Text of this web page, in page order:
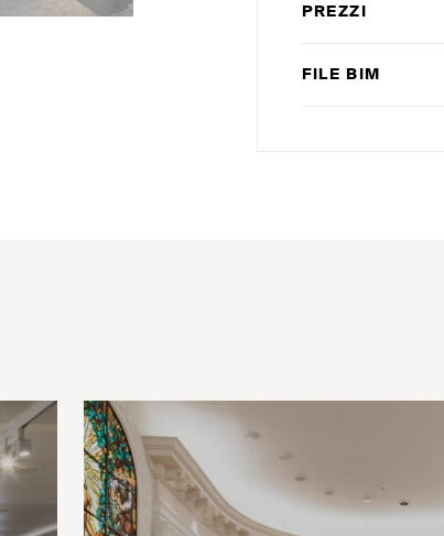
PREZZI
FILE BIM